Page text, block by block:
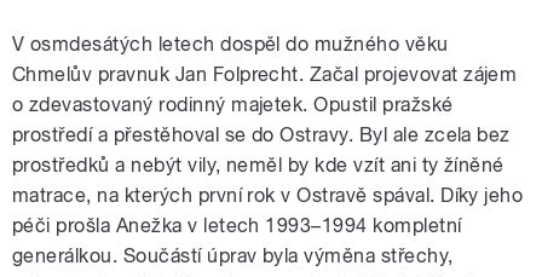
V osmdesátých letech dospěl do mužného věku
Chmelův pravnuk Jan Folprecht. Začal projevovat zájem
o zdevastovaný rodinný majetek. Opustil pražské
prostředí a přestěhoval se do Ostravy. Byl ale zcela bez
prostředků a nebýt vily, neměl by kde vzít ani ty žíněné
matrace, na kterých první rok v Ostravě spával. Díky jeho
péči prošla Anežka v letech 1993–1994 kompletní
generálkou. Součástí úprav byla výměna střechy,